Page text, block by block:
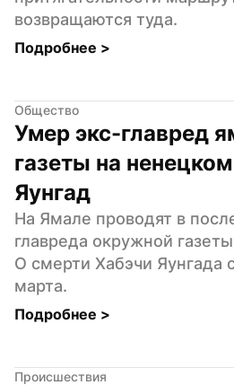
возвращаются туда.
Подробнее >
Общество
Умер экс-главред
газеты на
Яунгад
На Ямале проводят в
главреда окружной
О смерти Хабэчи Яунгада
марта.
Подробнее >
Происшествия